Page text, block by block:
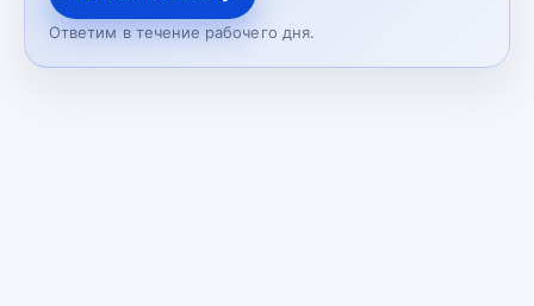
Ответим в течение рабочего дня.